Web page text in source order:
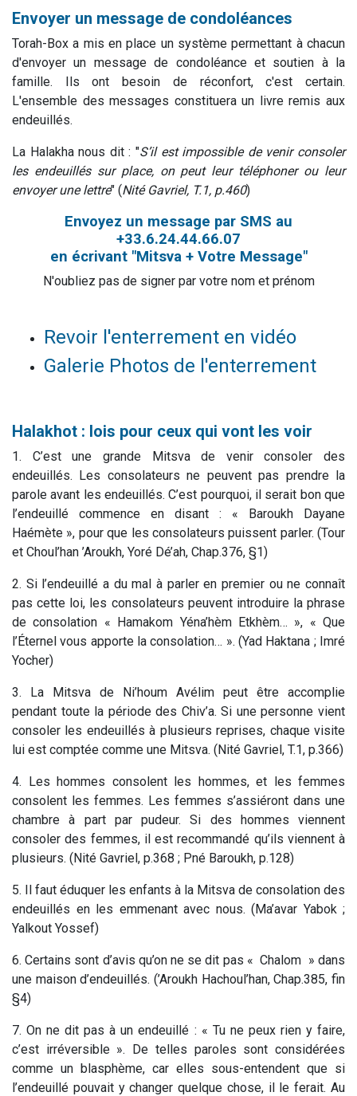
Envoyer un message de condoléances
Torah-Box a mis en place un système permettant à chacun
d'envoyer un message de condoléance et soutien à la
famille. Ils ont besoin de réconfort, c'est certain.
L'ensemble des messages constituera un livre remis aux
endeuillés.
La Halakha nous dit : "S’il est impossible de venir consoler
les endeuillés sur place, on peut leur téléphoner ou leur
envoyer une lettre" (Nité Gavriel, T.1, p.460)
Envoyez un message par SMS au
+33.6.24.44.66.07
en écrivant "Mitsva + Votre Message"
N'oubliez pas de signer par votre nom et prénom
Revoir l'enterrement en vidéo
Galerie Photos de l'enterrement
Halakhot : lois pour ceux qui vont les voir
1. C’est une grande Mitsva de venir consoler des
endeuillés. Les consolateurs ne peuvent pas prendre la
parole avant les endeuillés. C’est pourquoi, il serait bon que
l’endeuillé commence en disant : « Baroukh Dayane
Haémète », pour que les consolateurs puissent parler. (Tour
et Choul’han ’Aroukh, Yoré Dé’ah, Chap.376, §1)
2. Si l’endeuillé a du mal à parler en premier ou ne connaît
pas cette loi, les consolateurs peuvent introduire la phrase
de consolation « Hamakom Yéna’hèm Etkhèm… », « Que
l’Éternel vous apporte la consolation… ». (Yad Haktana ; Imré
Yocher)
3. La Mitsva de Ni’houm Avélim peut être accomplie
pendant toute la période des Chiv’a. Si une personne vient
consoler les endeuillés à plusieurs reprises, chaque visite
lui est comptée comme une Mitsva. (Nité Gavriel, T.1, p.366)
4. Les hommes consolent les hommes, et les femmes
consolent les femmes. Les femmes s’assiéront dans une
chambre à part par pudeur. Si des hommes viennent
consoler des femmes, il est recommandé qu’ils viennent à
plusieurs. (Nité Gavriel, p.368 ; Pné Baroukh, p.128)
5. Il faut éduquer les enfants à la Mitsva de consolation des
endeuillés en les emmenant avec nous. (Ma’avar Yabok ;
Yalkout Yossef)
6. Certains sont d’avis qu’on ne se dit pas « Chalom » dans
une maison d’endeuillés. (’Aroukh Hachoul’han, Chap.385, fin
§4)
7. On ne dit pas à un endeuillé : « Tu ne peux rien y faire,
c’est irréversible ». De telles paroles sont considérées
comme un blasphème, car elles sous-entendent que si
l’endeuillé pouvait y changer quelque chose, il le ferait. Au